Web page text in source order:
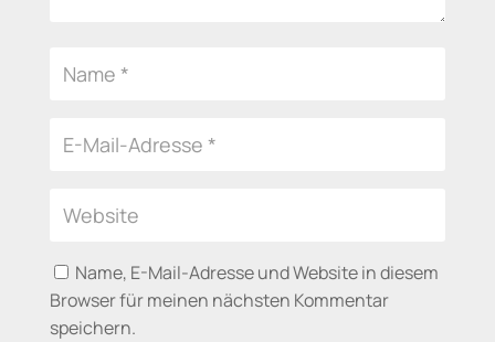
Name, E-Mail-Adresse und Website in diesem
Browser für meinen nächsten Kommentar
speichern.